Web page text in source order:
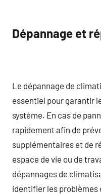
Dépannage et
Le dépannage de
essentiel pour garantir
système. En cas de
rapidement afin de
supplémentaires et de
espace de vie ou de
dépannages de
identifier les problèmes